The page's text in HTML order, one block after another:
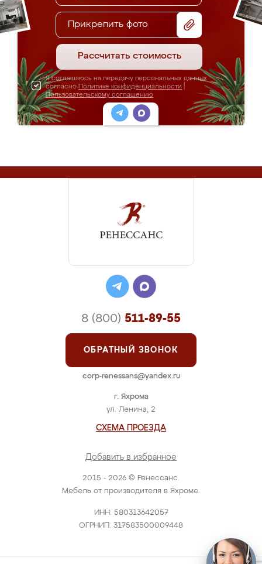
Прикрепить фото
Рассчитать стоимость
Я соглашаюсь на передачу персональных данных
согласно Политике конфиденциальности
Пользовательскому соглашению
2015 - 2026 © Ренессанс.
Мебель от производителя в Яхроме.
ИНН: 580313642057
ОГРНИП: 317583500009448
г. Яхрома
ул. Ленина, 2
СХЕМА ПРОЕЗДА
Добавить в избранное
8 (800) 511-89-55
ОБРАТНЫЙ ЗВОНОК
corp-renessans@yandex.ru